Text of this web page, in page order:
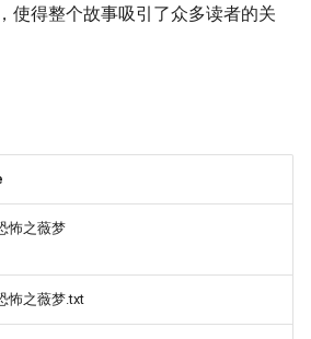
使得整个故事吸引了众多读者的关
怖之薇梦
怖之薇梦.txt